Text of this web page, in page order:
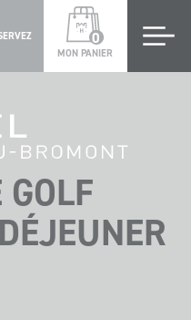
0
MON PANIER